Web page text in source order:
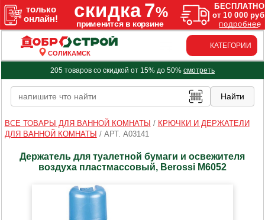
СОЛИКАМСК
КАТЕГОРИИ
205 товаров со скидкой от 15% до 50% смотреть
ВСЕ ТОВАРЫ ДЛЯ ВАННОЙ КОМНАТЫ / КРЮЧКИ И ДЕРЖАТЕЛИ
ДЛЯ ВАННОЙ КОМНАТЫ / АРТ. A03141
Держатель для туалетной бумаги и освежителя
воздуха пластмассовый, Berossi М6052